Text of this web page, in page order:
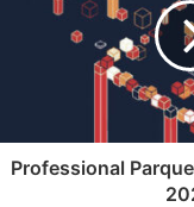
Professional